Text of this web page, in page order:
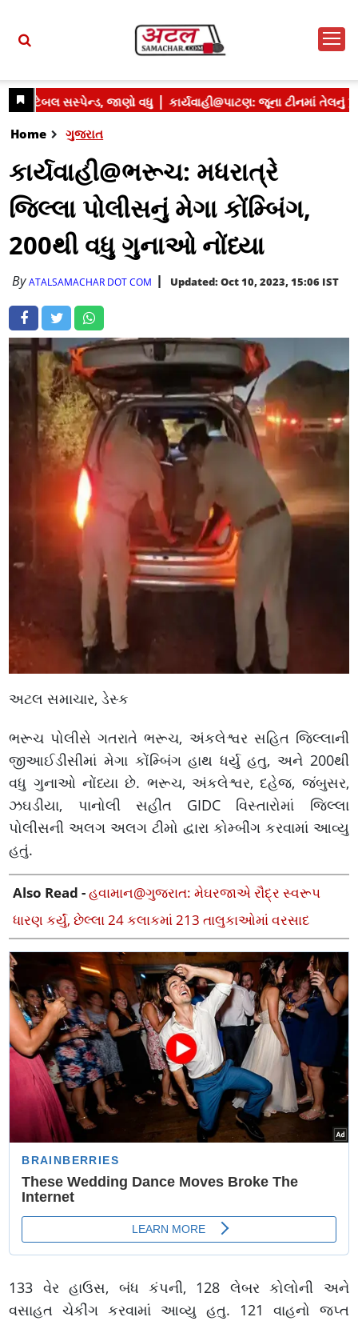
Home ગુજરાત
કાર્યવાહી@ભરૂચ: મધરાત્રે
જિલ્લા પોલીસનું મેગા કોંમ્બિંગ,
200થી વધુ ગુનાઓ નોંધ્યા
ByATALSAMACHAR DOT COM Updated: Oct 10, 2023, 15:06 IST
અટલ સમાચાર, ડેસ્ક
ભરૂચ પોલીસે ગતરાતે ભરૂચ, અંકલેશ્વર સહિત જિલ્લાની
જીઆઈડીસીમાં મેગા કોંમ્બિંગ હાથ ધર્યુ હતુ, અને 200થી
વધુ ગુનાઓ નોંધ્યા છે. ભરૂચ, અંકલેશ્વર, દહેજ, જંબુસર,
ઝઘડીયા, પાનોલી સહીત GIDC વિસ્તારોમાં જિલ્લા
પોલીસની અલગ અલગ ટીમો દ્વારા કોમ્બીંગ કરવામાં આવ્યુ
હતું.
Also Read -હવામાન@ગુજરાત: મેઘરજાએ રૌદ્ર સ્વરૂપ
ધારણ કર્યું, છેલ્લા 24 કલાકમાં 213 તાલુકાઓમાં વરસાદ
133 વેર હાઉસ, બંધ કંપની, 128 લેબર કોલોની અને
વસાહત ચેકીંગ કરવામાં આવ્યુ હતુ. 121 વાહનો જપ્ત